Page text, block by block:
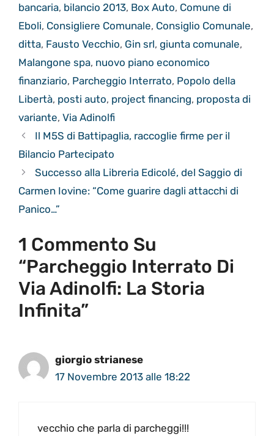
bancaria, bilancio 2013, Box Auto, Comune di
Eboli, Consigliere Comunale, Consiglio Comunale,
ditta, Fausto Vecchio, Gin srl, giunta comunale,
Malangone spa, nuovo piano economico
finanziario, Parcheggio Interrato, Popolo della
Libertà, posti auto, project financing, proposta di
variante, Via Adinolfi
Il M5S di Battipaglia, raccoglie firme per il
Bilancio Partecipato
Successo alla Libreria Edicolé, del Saggio di
Carmen Iovine: “Come guarire dagli attacchi di
Panico…”
1 Commento Su
“Parcheggio Interrato Di
Via Adinolfi: La Storia
Infinita”
giorgio strianese
17 Novembre 2013 alle 18:22
vecchio che parla di parcheggi!!!